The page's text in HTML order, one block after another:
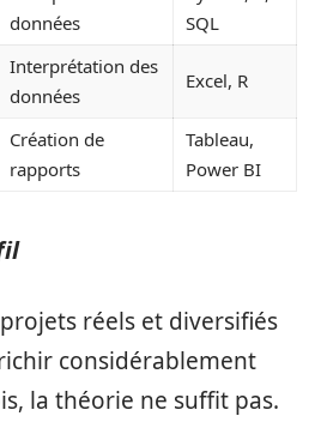
données
SQL
Interprétation des
données
Excel, R
Création de
rapports
Tableau,
Power BI
réels et diversifiés
considérablement
la théorie ne suffit pas.